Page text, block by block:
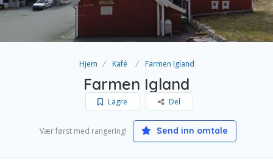
Hjem Kafé Farmen Igland
Farmen Igland
Lagre Del
Vær først med rangering! Send inn omtale